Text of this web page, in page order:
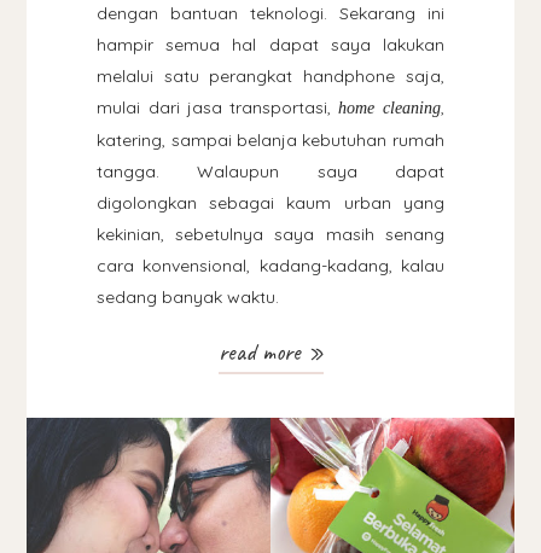
dengan bantuan teknologi. Sekarang ini
hampir semua hal dapat saya lakukan
melalui satu perangkat handphone saja,
mulai dari jasa transportasi,home cleaning,
katering, sampai belanja kebutuhan rumah
tangga. Walaupun saya dapat
digolongkan sebagai kaum urban yang
kekinian, sebetulnya saya masih senang
cara konvensional, kadang-kadang, kalau
sedang banyak waktu.
read more »